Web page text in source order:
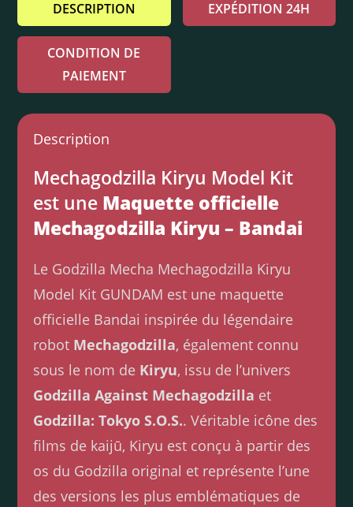
DESCRIPTION EXPÉDITION 24H
CONDITION DE
PAIEMENT
Description
Mechagodzilla Kiryu Model Kit
est une Maquette officielle
Mechagodzilla Kiryu – Bandai
Le Godzilla Mecha Mechagodzilla Kiryu
Model Kit GUNDAM est une maquette
officielle Bandai inspirée du légendaire
robot Mechagodzilla, également connu
sous le nom de Kiryu, issu de l’univers
Godzilla Against Mechagodzilla et
Godzilla: Tokyo S.O.S.. Véritable icône des
films de kaijū, Kiryu est conçu à partir des
os du Godzilla original et représente l’une
des versions les plus emblématiques de